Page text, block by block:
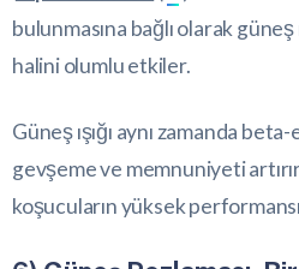
bulunmasına bağlı olarak güneş
halini olumlu etkiler.
Güneş ışığı aynı zamanda
gevşeme ve memnuniyeti
koşucuların yüksek